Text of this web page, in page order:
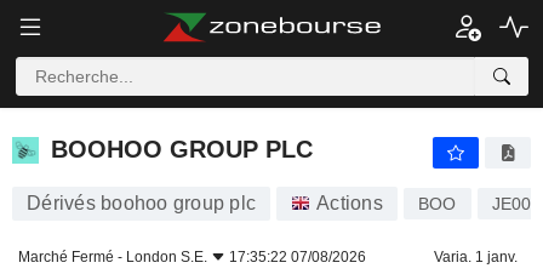
BOOHOO GROUP PLC
BOOHOO GROUP PLC
Dérivés boohoo group plc Actions BOO
Marché Fermé - London S.E. 17:35:22 07/08/2026 Varia. 1 janv.